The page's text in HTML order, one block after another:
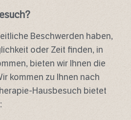
Beschwerden haben,
oder Zeit finden, in
bieten wir Ihnen die
kommen zu Ihnen nach
Hausbesuch bietet